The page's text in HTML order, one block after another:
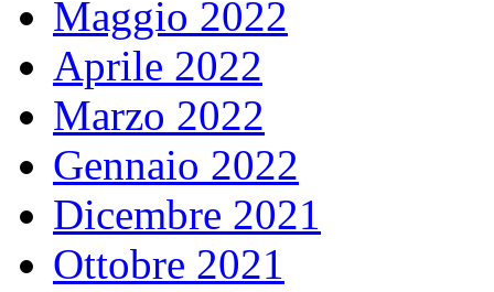
Maggio 2022
Aprile 2022
Marzo 2022
Gennaio 2022
Dicembre 2021
Ottobre 2021